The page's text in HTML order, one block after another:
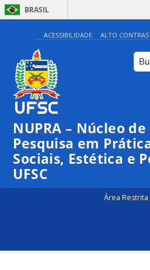
BRASIL
ACESSIBILIDADE ALTO
NUPRA – Núcleo de
Pesquisa em
Sociais, Estética e
UFSC
Área Restrita